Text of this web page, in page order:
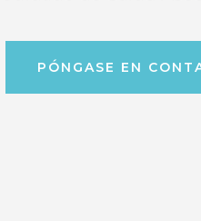
PÓNGASE EN